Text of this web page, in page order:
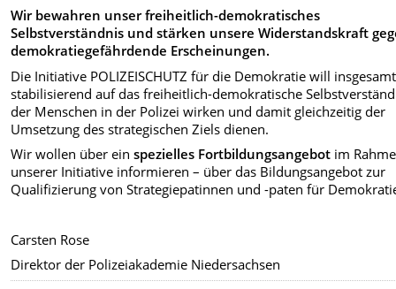
Wir bewahren unser freiheitlich-demokratisches
Selbstverständnis und stärken unsere Widerstandskraft
demokratiegefährdende Erscheinungen.
Die Initiative POLIZEISCHUTZ für die Demokratie will insgesamt
stabilisierend auf das freiheitlich-demokratische
der Menschen in der Polizei wirken und damit gleichzeitig der
Umsetzung des strategischen Ziels dienen.
Wir wollen über einspezielles Fortbildungsangebot im
unserer Initiative informieren – über das Bildungsangebot zur
Qualifizierung von Strategiepatinnen und -paten für
Carsten Rose
Direktor der Polizeiakademie Niedersachsen